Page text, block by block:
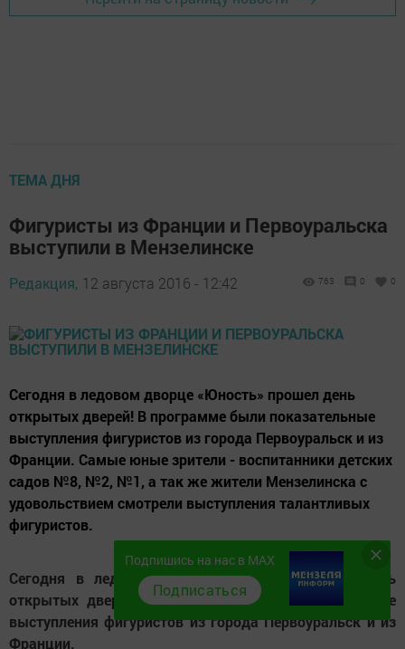
ТЕМА ДНЯ
Фигуристы из Франции и Первоуральска
выступили в Мензелинске
Редакция, 12 августа 2016 - 12:42 763 0 0
Сегодня в ледовом дворце «Юность» прошел день
открытых дверей! В программе были показательные
выступления фигуристов из города Первоуральск и из
Франции. Самые юные зрители - воспитанники детских
садов №8, №2, №1, а так же жители Мензелинска с
удовольствием смотрели выступления талантливых
фигуристов.
Сегодня в ледовом дворце «Юность» прошел день
открытых дверей! В программе были показательные
выступления фигуристов из города Первоуральск и из
Франции.
Подпишись на нас в MAX
Подписаться